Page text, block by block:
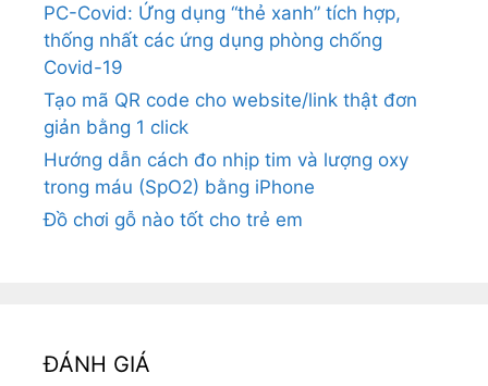
PC-Covid: Ứng dụng “thẻ xanh” tích hợp,
thống nhất các ứng dụng phòng chống
Covid-19
Tạo mã QR code cho website/link thật đơn
giản bằng 1 click
Hướng dẫn cách đo nhịp tim và lượng oxy
trong máu (SpO2) bằng iPhone
Đồ chơi gỗ nào tốt cho trẻ em
ĐÁNH GIÁ